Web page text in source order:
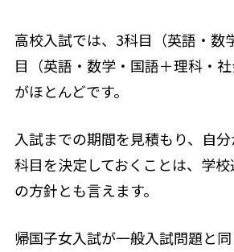
高校入試では、3科目（英語・数
目（英語・数学・国語＋理科・
がほとんどです。
入試までの期間を見積もり、自
科目を決定しておくことは、学
の方針とも言えます。
帰国子女入試が一般入試問題と